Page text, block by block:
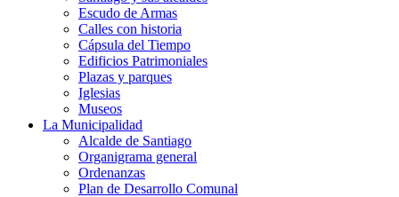
Escudo de Armas
Calles con historia
Cápsula del Tiempo
Edificios Patrimoniales
Plazas y parques
Iglesias
Museos
La Municipalidad
Alcalde de Santiago
Organigrama general
Ordenanzas
Plan de Desarrollo Comunal